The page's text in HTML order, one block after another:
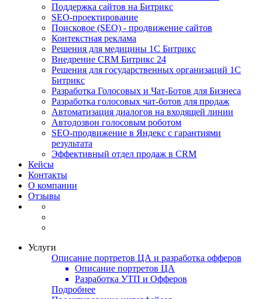
Поддержка сайтов на Битрикс
SEO-проектирование
Поисковое (SEO) - продвижение сайтов
Контекстная реклама
Решения для медицины 1С Битрикс
Внедрение CRM Битрикс 24
Решения для государственных организаций 1С
Битрикс
Разработка Голосовых и Чат-Ботов для Бизнеса
Разработка голосовых чат-ботов для продаж
Автоматизация диалогов на входящей линии
Автодозвон голосовым роботом
SEO-продвижение в Яндекс с гарантиями
результата
Эффективный отдел продаж в CRM
Кейсы
Контакты
О компании
Отзывы
Услуги
Описание портретов ЦА и разработка офферов
Описание портретов ЦА
Разработка УТП и Офферов
Подробнее